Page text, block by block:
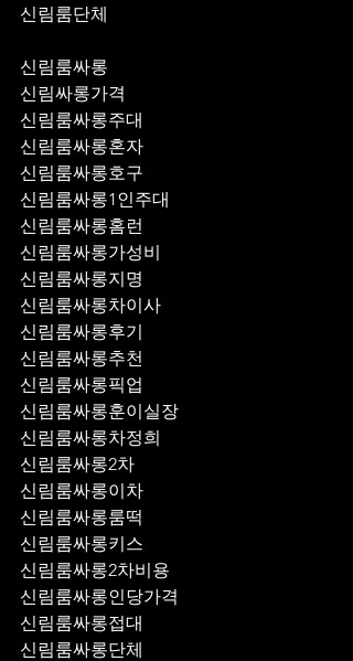
신림룸단체
신림룸싸롱
신림싸롱가격
신림룸싸롱주대
신림룸싸롱혼자
신림룸싸롱호구
신림룸싸롱1인주대
신림룸싸롱홈런
신림룸싸롱가성비
신림룸싸롱지명
신림룸싸롱차이사
신림룸싸롱후기
신림룸싸롱추천
신림룸싸롱훈이실장
신림룸싸롱차정희
신림룸싸롱2차
신림룸싸롱이차
신림룸싸롱룸떡
신림룸싸롱키스
신림룸싸롱2차비용
신림룸싸롱인당가격
신림룸싸롱접대
신림룸싸롱단체